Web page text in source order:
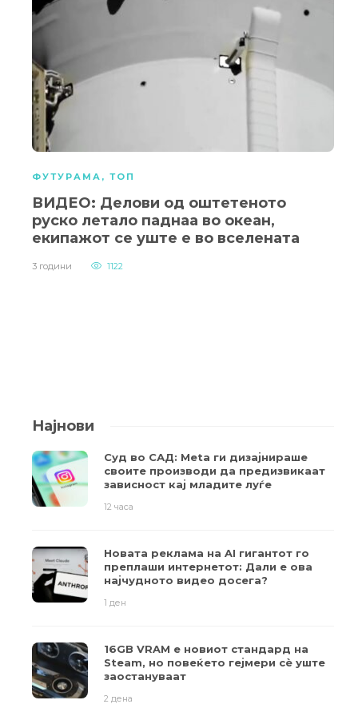
ФУТУРАМА , ТОП
ВИДЕО: Делови од оштетеното
руско летало паднаа во океан,
екипажот се уште е во вселената
3 години 1122
Најнови
Суд во САД: Meta ги дизајнираше
своите производи да предизвикаат
зависност кај младите луѓе
12 часа
Новата реклама на AI гигантот го
преплаши интернетот: Дали е ова
најчудното видео досега?
1 ден
16GB VRAM е новиот стандард на
Steam, но повеќето гејмери ​​сè уште
заостануваат
2 дена